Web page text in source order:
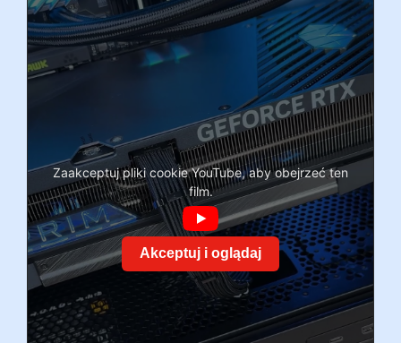
Zaakceptuj pliki cookie YouTube, aby obejrzeć ten
film.
Akceptuj i oglądaj